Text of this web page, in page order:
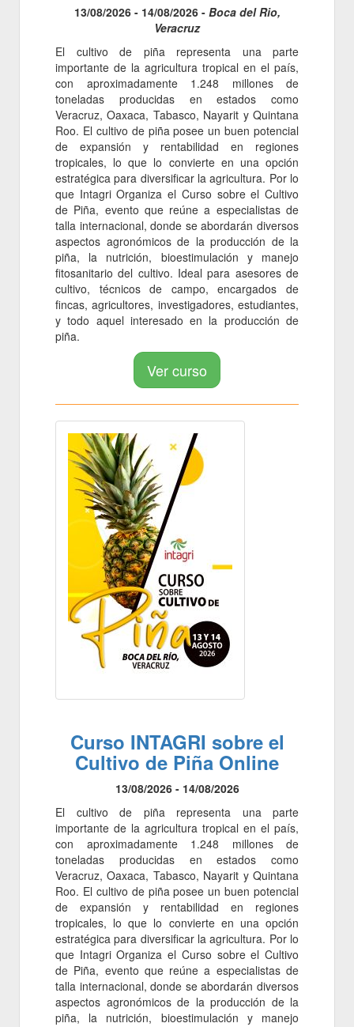
13/08/2026 - 14/08/2026 - Boca del Rio,
Veracruz
El cultivo de piña representa una parte
importante de la agricultura tropical en el país,
con aproximadamente 1.248 millones de
toneladas producidas en estados como
Veracruz, Oaxaca, Tabasco, Nayarit y Quintana
Roo. El cultivo de piña posee un buen potencial
de expansión y rentabilidad en regiones
tropicales, lo que lo convierte en una opción
estratégica para diversificar la agricultura. Por lo
que Intagri Organiza el Curso sobre el Cultivo
de Piña, evento que reúne a especialistas de
talla internacional, donde se abordarán diversos
aspectos agronómicos de la producción de la
piña, la nutrición, bioestimulación y manejo
fitosanitario del cultivo. Ideal para asesores de
cultivo, técnicos de campo, encargados de
fincas, agricultores, investigadores, estudiantes,
y todo aquel interesado en la producción de
piña.
Ver curso
Curso INTAGRI sobre el
Cultivo de Piña Online
13/08/2026 - 14/08/2026
El cultivo de piña representa una parte
importante de la agricultura tropical en el país,
con aproximadamente 1.248 millones de
toneladas producidas en estados como
Veracruz, Oaxaca, Tabasco, Nayarit y Quintana
Roo. El cultivo de piña posee un buen potencial
de expansión y rentabilidad en regiones
tropicales, lo que lo convierte en una opción
estratégica para diversificar la agricultura. Por lo
que Intagri Organiza el Curso sobre el Cultivo
de Piña, evento que reúne a especialistas de
talla internacional, donde se abordarán diversos
aspectos agronómicos de la producción de la
piña, la nutrición, bioestimulación y manejo